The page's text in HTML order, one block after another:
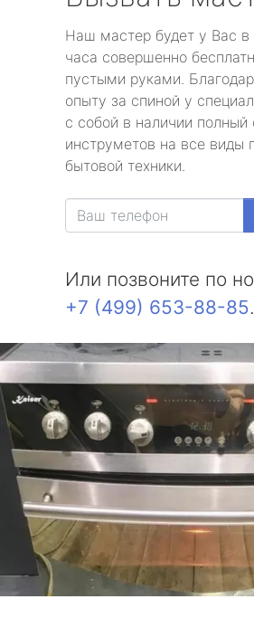
Наш мастер будет у Вас в
часа совершенно
пустыми руками.
опыту за спиной у
с собой в наличии полный
инструметов на все виды
бытовой техники.
Или позвоните по
+7 (499) 653-88-85.